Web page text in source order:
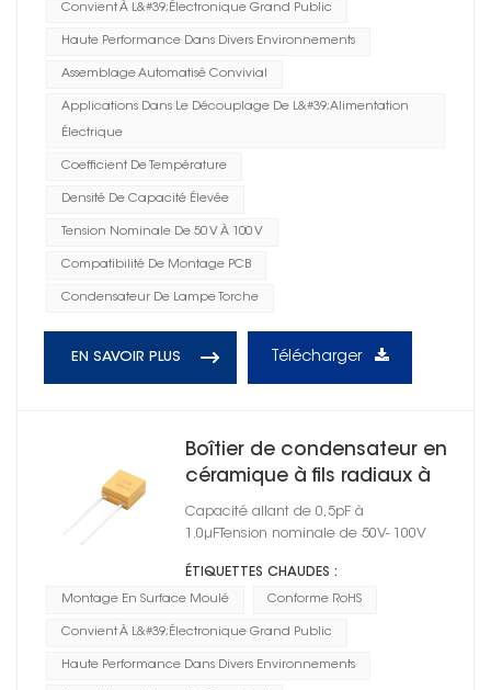
Convient À L&#39;électronique Grand Public
Haute Performance Dans Divers Environnements
Assemblage Automatisé Convivial
Applications Dans Le Découplage De L&#39;alimentation
Électrique
Coefficient De Température
Densité De Capacité Élevée
Tension Nominale De 50 V À 100 V
Compatibilité De Montage PCB
Condensateur De Lampe Torche
EN SAVOIR PLUS Télécharger
Boîtier de condensateur en
céramique à fils radiaux à
montage en surface
moulé, taille 06
Capacité allant de 0,5pF à
1.0μFTension nominale de 50V- 100V
ÉTIQUETTES CHAUDES :
Montage En Surface Moulé Conforme RoHS
Convient À L&#39;électronique Grand Public
Haute Performance Dans Divers Environnements